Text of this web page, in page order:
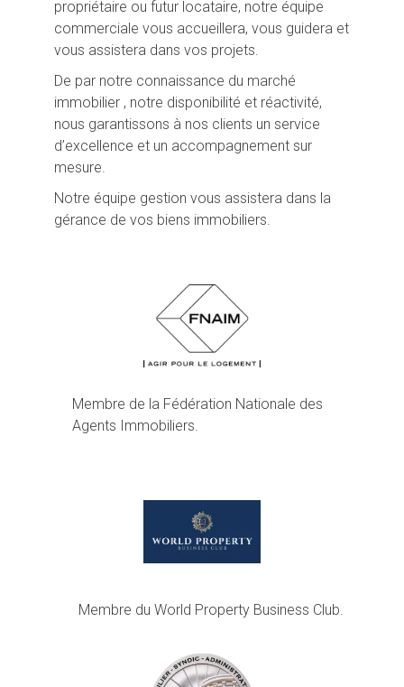
propriétaire ou futur locataire, notre équipe
commerciale vous accueillera, vous guidera et
vous assistera dans vos projets.
De par notre connaissance du marché
immobilier , notre disponibilité et réactivité,
nous garantissons à nos clients un service
d’excellence et un accompagnement sur
mesure.
Notre équipe gestion vous assistera dans la
gérance de vos biens immobiliers.
Membre de la Fédération Nationale des
Agents Immobiliers.
Membre du World Property Business Club.